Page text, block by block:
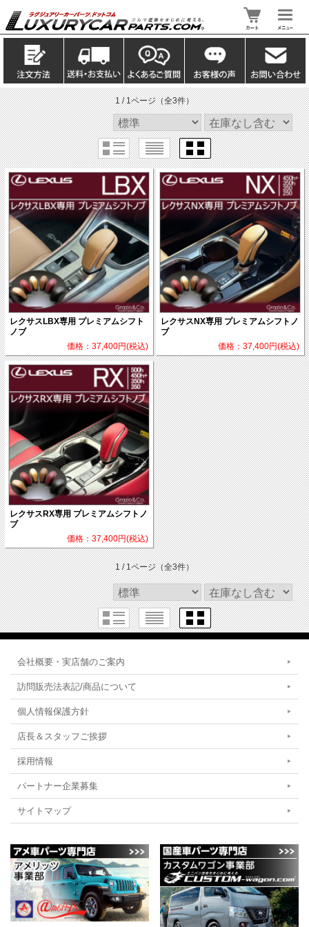
1 / 1ページ（全3件）
レクサスLBX専用 プレミアムシフト
ノブ
価格：37,400円(税込)
レクサスNX専用 プレミアムシフトノ
ブ
価格：37,400円(税込)
レクサスRX専用 プレミアムシフトノ
ブ
価格：37,400円(税込)
1 / 1ページ（全3件）
会社概要・実店舗のご案内
訪問販売法表記/商品について
個人情報保護方針
店長＆スタッフご挨拶
採用情報
パートナー企業募集
サイトマップ